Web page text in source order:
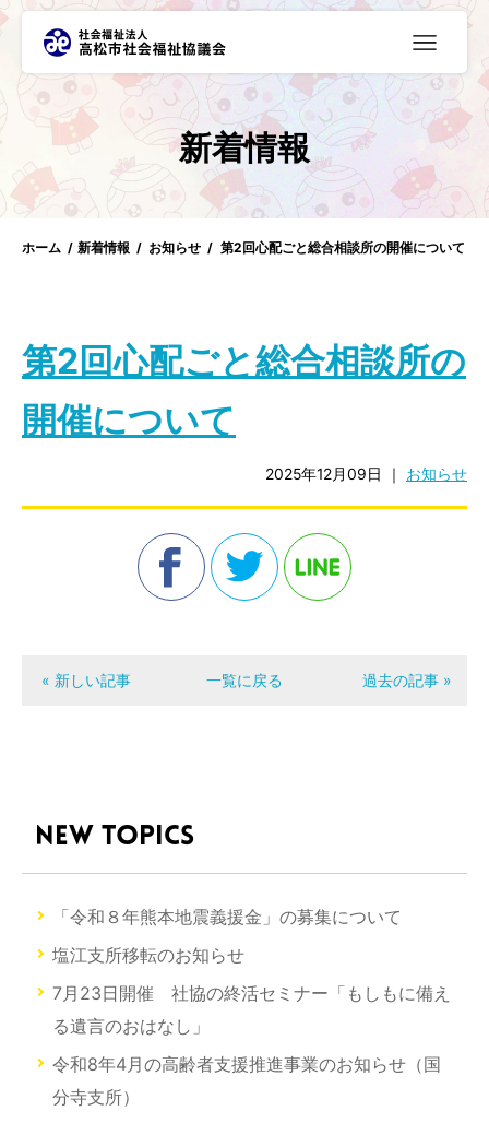
新着情報
ホーム 新着情報 お知らせ 第2回心配ごと総合相談所の開催について
第2回心配ごと総合相談所の
開催について
2025年12月09日 ｜ お知らせ
« 新しい記事 一覧に戻る 過去の記事 »
NEW TOPICS
「令和８年熊本地震義援金」の募集について
塩江支所移転のお知らせ
7月23日開催 社協の終活セミナー「もしもに備え
る遺言のおはなし」
令和8年4月の高齢者支援推進事業のお知らせ（国
分寺支所）